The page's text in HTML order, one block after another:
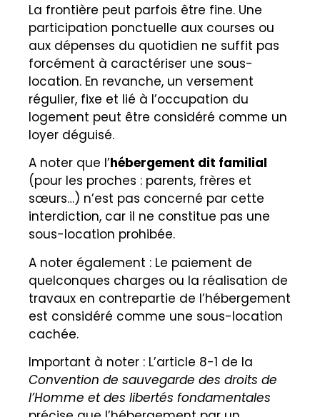
La frontière peut parfois être fine. Une
participation ponctuelle aux courses ou
aux dépenses du quotidien ne suffit pas
forcément à caractériser une sous-
location. En revanche, un versement
régulier, fixe et lié à l’occupation du
logement peut être considéré comme un
loyer déguisé.
A noter que l’hébergement dit familial
(pour les proches : parents, frères et
sœurs…) n’est pas concerné par cette
interdiction, car il ne constitue pas une
sous-location prohibée.
A noter également : Le paiement de
quelconques charges ou la réalisation de
travaux en contrepartie de l’hébergement
est considéré comme une sous-location
cachée.
Important à noter : L’article 8-1 de la
Convention de sauvegarde des droits de
l’Homme et des libertés fondamentales